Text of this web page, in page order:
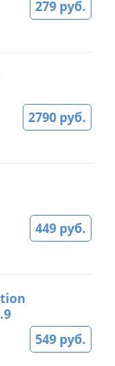
279 руб.
2790 руб.
449 руб.
549 руб.